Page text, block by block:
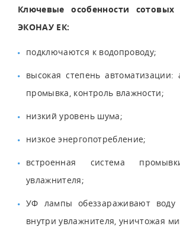
Ключевые особенности сотовых
ЭКОНАУ ЕК:
подключаются к водопроводу;
высокая степень автоматизации:
промывка, контроль влажности;
низкий уровень шума;
низкое энергопотребление;
встроенная система
увлажнителя;
УФ лампы обеззараживают воду
внутри увлажнителя, уничтожая